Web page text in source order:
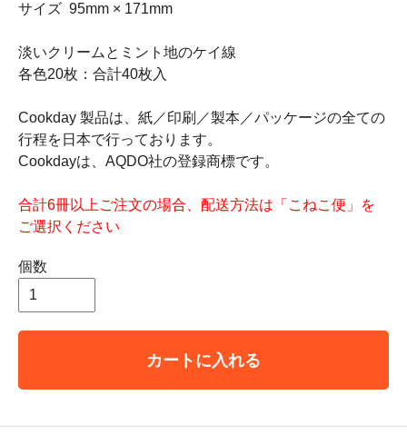
サイズ 95mm × 171mm
淡いクリームとミント地のケイ線
各色20枚：合計40枚入
Cookday 製品は、紙／印刷／製本／パッケージの全ての
行程を日本で行っております。
Cookdayは、AQDO社の登録商標です。
合計6冊以上ご注文の場合、配送方法は「こねこ便」を
ご選択ください
個数
カートに入れる